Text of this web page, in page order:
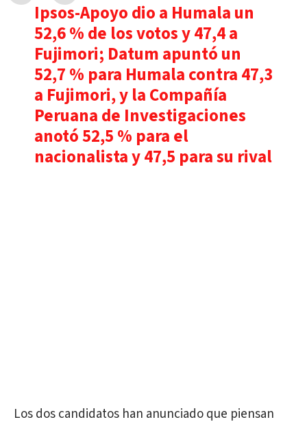
Ipsos-Apoyo dio a Humala un
52,6 % de los votos y 47,4 a
Fujimori; Datum apuntó un
52,7 % para Humala contra 47,3
a Fujimori, y la Compañía
Peruana de Investigaciones
anotó 52,5 % para el
nacionalista y 47,5 para su rival
Los dos candidatos han anunciado que piensan